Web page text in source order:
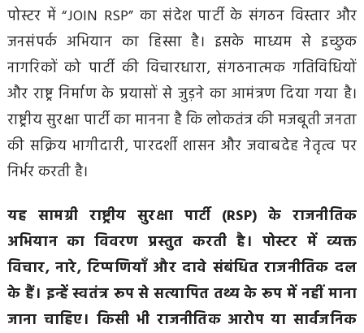
पोस्टर में “JOIN RSP” का संदेश पार्टी के संगठन विस्तार और
जनसंपर्क अभियान का हिस्सा है। इसके माध्यम से इच्छुक
नागरिकों को पार्टी की विचारधारा, संगठनात्मक गतिविधियों
और राष्ट्र निर्माण के प्रयासों से जुड़ने का आमंत्रण दिया गया है।
राष्ट्रीय सुरक्षा पार्टी का मानना है कि लोकतंत्र की मजबूती जनता
की सक्रिय भागीदारी, पारदर्शी शासन और जवाबदेह नेतृत्व पर
निर्भर करती है।
यह सामग्री राष्ट्रीय सुरक्षा पार्टी (RSP) के राजनीतिक
अभियान का विवरण प्रस्तुत करती है। पोस्टर में व्यक्त
विचार, नारे, टिप्पणियाँ और दावे संबंधित राजनीतिक दल
के हैं। इन्हें स्वतंत्र रूप से सत्यापित तथ्य के रूप में नहीं माना
जाना चाहिए। किसी भी राजनीतिक आरोप या सार्वजनिक